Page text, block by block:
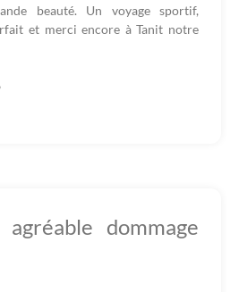
beauté. Un voyage sportif,
et merci encore à Tanit notre
dommage